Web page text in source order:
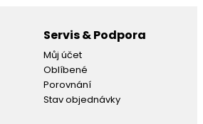
Servis & Podpora
Můj účet
Oblíbené
Porovnání
Stav objednávky